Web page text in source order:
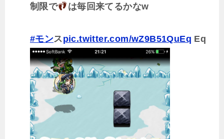
制限で
は毎回来てるかなw
#モンスpic.twitter.com/wZ9B51QuEq Eq